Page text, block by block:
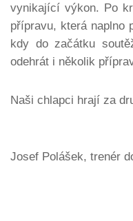
vynikající výkon. Po
přípravu, která naplno
kdy do začátku
odehrát i několik
Naši chlapci hrají za
Josef Polášek, trenér